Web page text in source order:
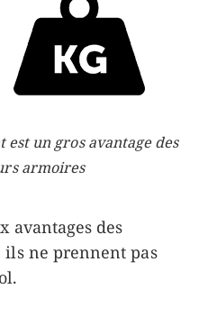
un gros avantage des
armoires
avantages des
ils ne prennent pas